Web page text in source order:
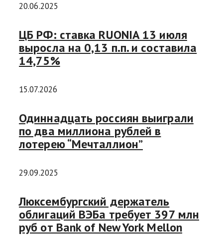
20.06.2025
ЦБ РФ: ставка RUONIA 13 июля
выросла на 0,13 п.п. и составила
14,75%
15.07.2026
Одиннадцать россиян выиграли
по два миллиона рублей в
лотерею “Мечталлион”
29.09.2025
Люксембургский держатель
облигаций ВЭБа требует 397 млн
руб от Bank of New York Mellon